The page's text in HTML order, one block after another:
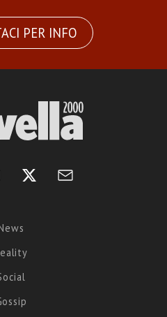
PER INFO